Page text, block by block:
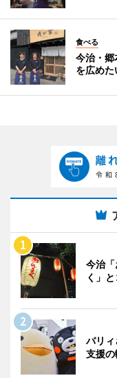
食べる
今治・
を広めた
今治
く」
バリ
支援の